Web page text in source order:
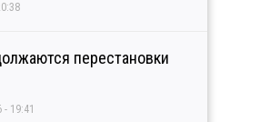
перестановки
- 19:41